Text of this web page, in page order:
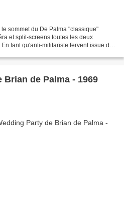
sommet du De Palma "classique"
et split-screens toutes les deux
tant qu'anti-militariste fervent issue de
de Palma - 1969